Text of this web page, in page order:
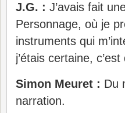
J.G. : J’avais fait
Personnage, où je
instruments qui
j’étais certaine,
Simon Meuret : Du
narration.